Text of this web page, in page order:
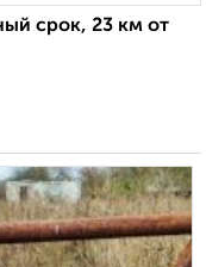
срок, 23 км от